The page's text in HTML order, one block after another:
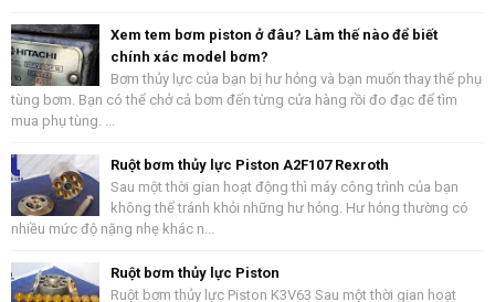
Xem tem bơm piston ở đâu? Làm thế nào để biết
chính xác model bơm?
Bơm thủy lực của bạn bị hư hỏng và bạn muốn thay thế phụ
tùng bơm. Bạn có thể chở cả bơm đến từng cửa hàng rồi đo đạc để tìm
mua phụ tùng. ...
Ruột bơm thủy lực Piston A2F107 Rexroth
Sau một thời gian hoạt động thì máy công trình của bạn
không thể tránh khỏi những hư hỏng. Hư hỏng thường có
nhiều mức độ nặng nhẹ khác n...
Ruột bơm thủy lực Piston
Ruột bơm thủy lực Piston K3V63 Sau một thời gian hoạt